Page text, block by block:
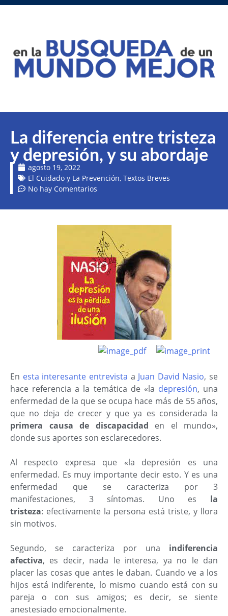
La diferencia entre tristeza
y depresión, y su abordaje
agosto 19, 2022
El Cuidado y La Prevención, Textos Breves
No hay Comentarios
En esta interesante entrevista a Juan David Nasio, se
hace referencia a la temática de «la depresión, una
enfermedad de la que se ocupa hace más de 55 años,
que no deja de crecer y que ya es considerada la
primera causa de discapacidad en el mundo»,
donde sus aportes son esclarecedores.
Al respecto expresa que «la depresión es una
enfermedad. Es muy importante decir esto. Y es una
enfermedad que se caracteriza por 3
manifestaciones, 3 síntomas. Uno es la
tristeza: efectivamente la persona está triste, y llora
sin motivos.
Segundo, se caracteriza por una indiferencia
afectiva, es decir, nada le interesa, ya no le dan
placer las cosas que antes le daban. Cuando ve a los
hijos está indiferente, lo mismo cuando está con su
pareja o con sus amigos; es decir, se siente
anestesiado emocionalmente.